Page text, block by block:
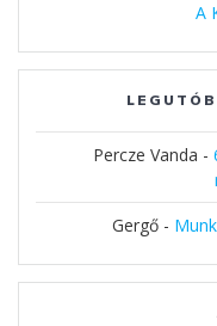
A
Percze Vanda -
Gergő-